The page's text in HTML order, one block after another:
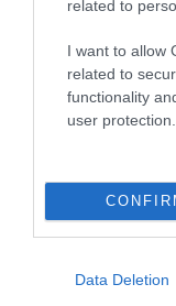
related to
I want to allow
related to
functionality
user protection.
Data Deletion
PRONEWS.GR /ΔΙΕΘΝΕΣ